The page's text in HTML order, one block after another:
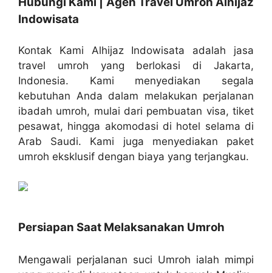
Indowisata
Kontak Kami Alhijaz Indowisata adalah jasa
travel umroh yang berlokasi di Jakarta,
Indonesia. Kami menyediakan segala
kebutuhan Anda dalam melakukan perjalanan
ibadah umroh, mulai dari pembuatan visa, tiket
pesawat, hingga akomodasi di hotel selama di
Arab Saudi. Kami juga menyediakan paket
umroh eksklusif dengan biaya yang terjangkau.
Persiapan Saat Melaksanakan Umroh
Mengawali perjalanan suci Umroh ialah mimpi